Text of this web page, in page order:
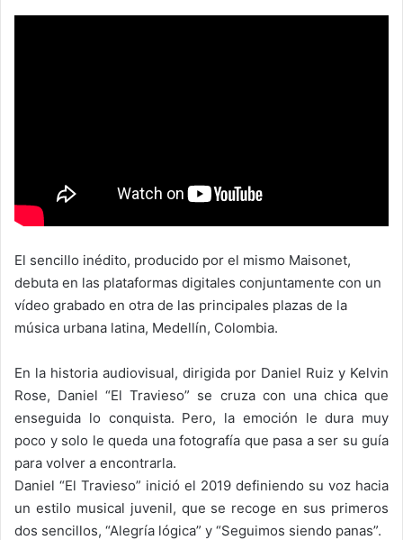
El sencillo inédito, producido por el mismo Maisonet,
debuta en las plataformas digitales conjuntamente con un
vídeo grabado en otra de las principales plazas de la
música urbana latina, Medellín, Colombia.
En la historia audiovisual, dirigida por Daniel Ruiz y Kelvin
Rose, Daniel “El Travieso” se cruza con una chica que
enseguida lo conquista. Pero, la emoción le dura muy
poco y solo le queda una fotografía que pasa a ser su guía
para volver a encontrarla.
Daniel “El Travieso” inició el 2019 definiendo su voz hacia
un estilo musical juvenil, que se recoge en sus primeros
dos sencillos, “Alegría lógica” y “Seguimos siendo panas”.